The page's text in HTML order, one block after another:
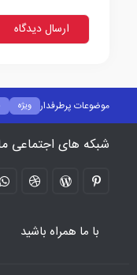
موضوعات پرطرفدار ویژه
متن آهنگ کردی
متن
متن آهنگ ایرانی پاپ
شبکه های اجتماعی
با ما همراه باشید